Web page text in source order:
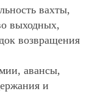
вахты,
выходных,
возвращения
авансы,
и